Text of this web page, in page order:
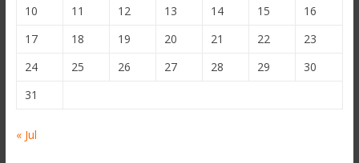
10
11 12 13 14 15
16
17
18 19 20 21 22
23
24
25 26 27 28 29
30
31
« Jul